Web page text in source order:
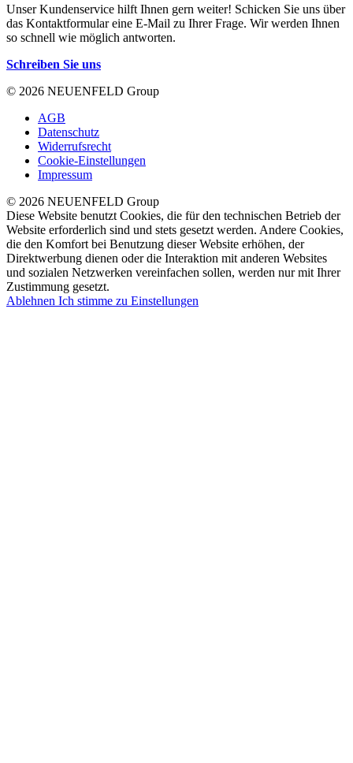
Unser Kundenservice hilft Ihnen gern weiter! Schicken Sie uns über
das Kontaktformular eine E-Mail zu Ihrer Frage. Wir werden Ihnen
so schnell wie möglich antworten.
Schreiben Sie uns
© 2026 NEUENFELD Group
AGB
Datenschutz
Widerrufsrecht
Cookie-Einstellungen
Impressum
© 2026 NEUENFELD Group
Diese Website benutzt Cookies, die für den technischen Betrieb der
Website erforderlich sind und stets gesetzt werden. Andere Cookies,
die den Komfort bei Benutzung dieser Website erhöhen, der
Direktwerbung dienen oder die Interaktion mit anderen Websites
und sozialen Netzwerken vereinfachen sollen, werden nur mit Ihrer
Zustimmung gesetzt.
Ablehnen Ich stimme zu Einstellungen